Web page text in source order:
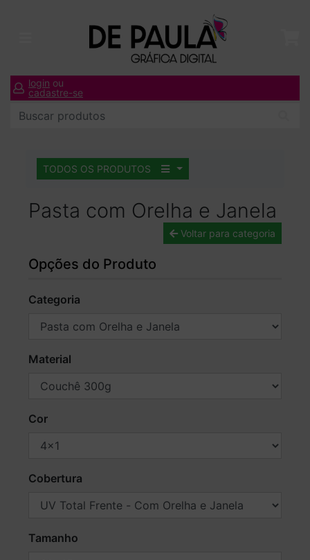
login ou
cadastre-se
TODOS OS PRODUTOS
Pasta com Orelha e Janela
Voltar para categoria
Opções do Produto
Categoria
Material
Cor
Cobertura
Tamanho